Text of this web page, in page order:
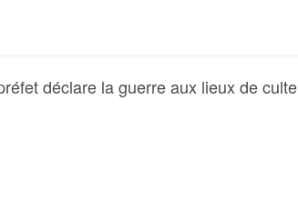
déclare la guerre aux lieux de culte